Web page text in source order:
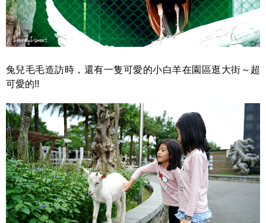
兔兒毛毛造訪時，還有一隻可愛的小白羊在園區逛大街～超
可愛的!!